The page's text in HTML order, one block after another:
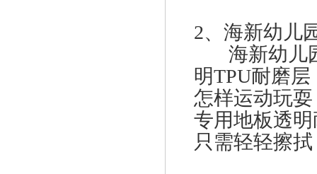
2、海新幼儿
海新幼儿园
明TPU耐磨
怎样运动玩
专用地板透
只需轻轻擦